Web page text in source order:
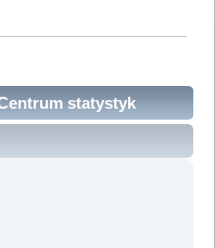
statystyk